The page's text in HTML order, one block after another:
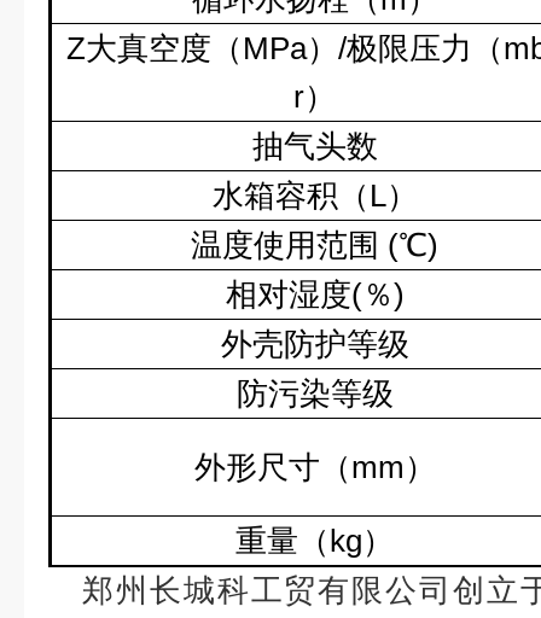
Z大真空度（ MPa） /极限压力（
r）
抽气头数
水箱容积（ L）
温度使用范围 (℃)
相对湿度(％)
外壳防护等级
防污染等级
外形尺寸（mm ）
重量（kg）
郑州长城科工贸有限公司创立